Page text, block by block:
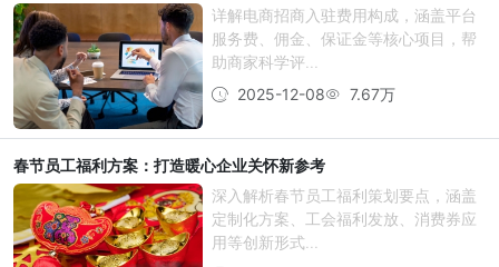
详解电商招商入驻费用构成，涵盖平台
服务费、佣金、保证金等核心项目，帮
助商家科学评...
2025-12-08
7.67万
春节员工福利方案：打造暖心企业关怀新参考
深入解析春节员工福利策划要点，涵盖
定制化方案、工会福利发放、消费券应
用等创新形式...